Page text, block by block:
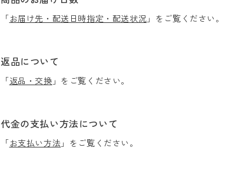
「お届け先・配送日時指定・配送状況 」をご覧ください。
返品について
「返品・交換 」をご覧ください。
代金の支払い方法について
「お支払い方法 」をご覧ください。